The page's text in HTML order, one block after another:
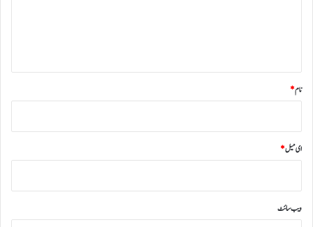
نام*
ای میل*
ویب‌ سائٹ